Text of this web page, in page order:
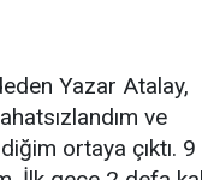
Yazar Atalay,
ve
ortaya çıktı. 9